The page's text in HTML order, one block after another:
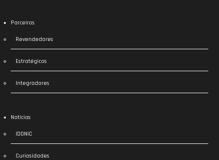
Parceiros
Revendedores
Estratégicos
Integradores
Notícias
IDONIC
Curiosidades